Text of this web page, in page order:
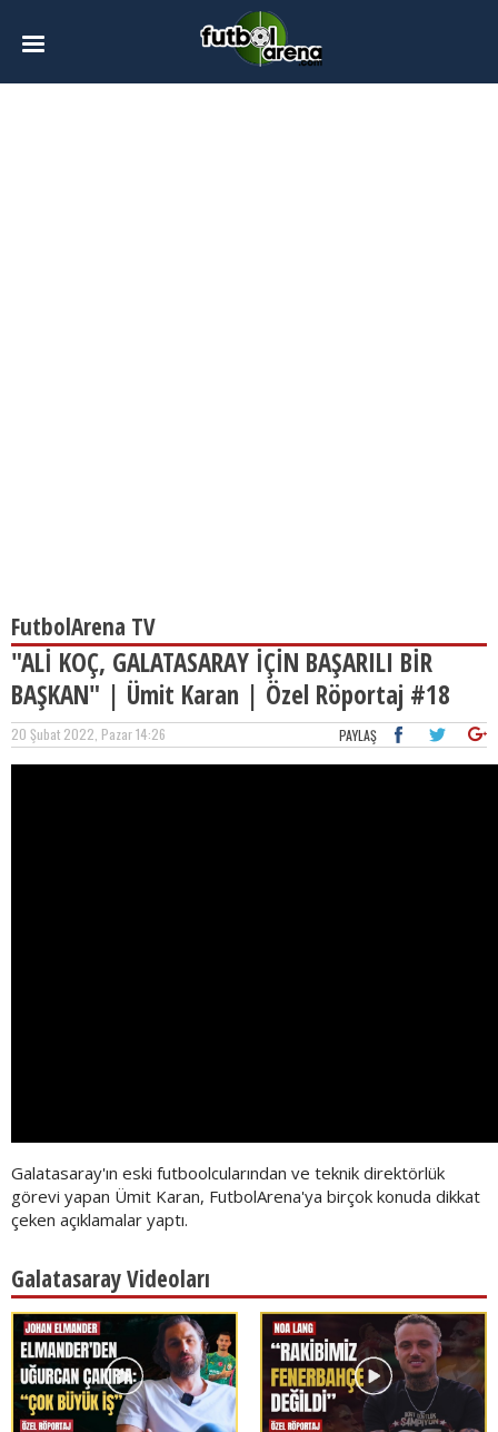
FutbolArena TV
"ALİ KOÇ, GALATASARAY İÇİN BAŞARILI BİR
BAŞKAN" | Ümit Karan | Özel Röportaj #18
20 Şubat 2022, Pazar 14:26 PAYLAŞ
Galatasaray'ın eski futboolcularından ve teknik direktörlük
görevi yapan Ümit Karan, FutbolArena'ya birçok konuda dikkat
çeken açıklamalar yaptı.
Galatasaray Videoları